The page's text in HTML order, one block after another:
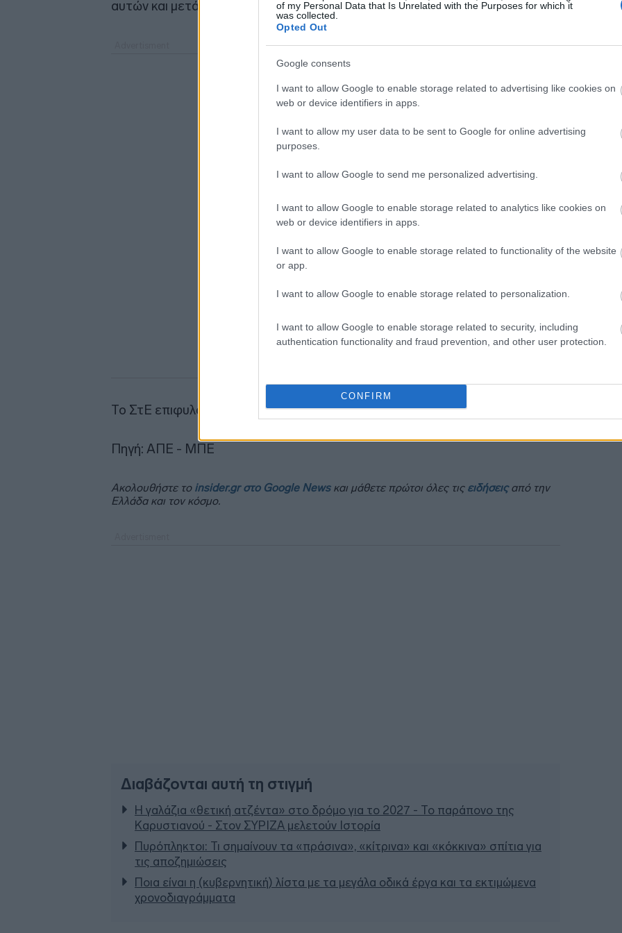
of my Personal Data that Is Unrelated with the Purposes for which it
was collected.
Opted Out
Google consents
I want to allow Google to enable storage related to advertising like cookies on
web or device identifiers in apps.
I want to allow my user data to be sent to Google for online advertising
purposes.
I want to allow Google to send me personalized advertising.
I want to allow Google to enable storage related to analytics like cookies on
web or device identifiers in apps.
I want to allow Google to enable storage related to functionality of the website
or app.
I want to allow Google to enable storage related to personalization.
I want to allow Google to enable storage related to security, including
authentication functionality and fraud prevention, and other user protection.
CONFIRM
αυτών και μετά τις αυτοψίες που έγιναν, μετά από σχετική εντολή του ΣτΕ.
Το ΣτΕ επιφυλάχθηκε να εκδώσει τις αποφάσεις του.
Πηγή: ΑΠΕ - ΜΠΕ
Ακολουθήστε το insider.gr στο Google Newsκαι μάθετε πρώτοι όλες τις ειδήσειςαπό την
Ελλάδα και τον κόσμο.
Διαβάζονται αυτή τη στιγμή
Η γαλάζια «θετική ατζέντα» στο δρόμο για το 2027 - Το παράπονο της
Καρυστιανού - Στον ΣΥΡΙΖΑ μελετούν Ιστορία
Πυρόπληκτοι: Τι σημαίνουν τα «πράσινα», «κίτρινα» και «κόκκινα» σπίτια για
τις αποζημιώσεις
Ποια είναι η (κυβερνητική) λίστα με τα μεγάλα οδικά έργα και τα εκτιμώμενα
χρονοδιαγράμματα